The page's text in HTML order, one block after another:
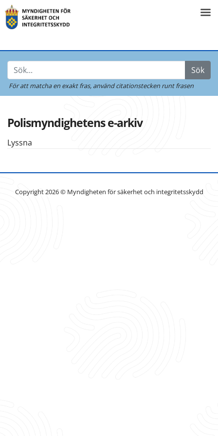
Sök
För att matcha en exakt fras, använd citationstecken runt frasen
Polismyndighetens e-arkiv
Lyssna
Copyright 2026 © Myndigheten för säkerhet och integritetsskydd